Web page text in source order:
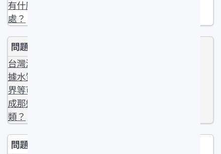
有什麼好
處？
台灣漁業依
據水質、水
界等可以分
成那幾大
類？